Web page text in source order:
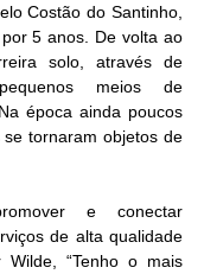
Costão do Santinho,
5 anos. De volta ao
solo, através de
meios de
época ainda poucos
tornaram objetos de
e conectar
de alta qualidade
“Tenho o mais